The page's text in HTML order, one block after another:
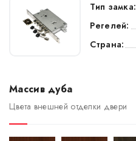
Тип замка:
Регелей:
Страна:
Массив дуба
Цвета внешней отделки двери